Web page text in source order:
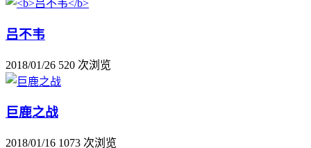
吕不韦
2018/01/26 520 次浏览
巨鹿之战
2018/01/16 1073 次浏览